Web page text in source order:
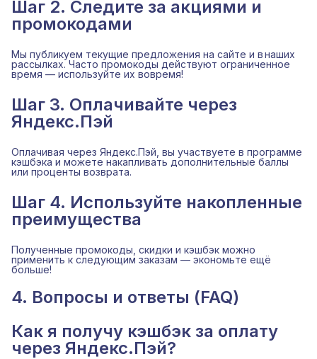
Шаг 2. Следите за акциями и
промокодами
Мы публикуем текущие предложения на сайте и в наших
рассылках. Часто промокоды действуют ограниченное
время — используйте их вовремя!
Шаг 3. Оплачивайте через
Яндекс.Пэй
Оплачивая через Яндекс.Пэй, вы участвуете в программе
кэшбэка и можете накапливать дополнительные баллы
или проценты возврата.
Шаг 4. Используйте накопленные
преимущества
Полученные промокоды, скидки и кэшбэк можно
применить к следующим заказам — экономьте ещё
больше!
4. Вопросы и ответы (FAQ)
Как я получу кэшбэк за оплату
через Яндекс.Пэй?